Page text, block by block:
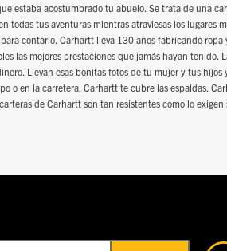
estaba acostumbrado tu abuelo. Se trata de una
todas tus aventuras mientras atraviesas los lugares
para contarlo. Carhartt lleva 130 años fabricando
las mejores prestaciones que jamás hayan tenido.
Llevan esas bonitas fotos de tu mujer y tus
o en la carretera, Carhartt te cubre las espaldas.
de Carhartt son tan resistentes como lo exigen